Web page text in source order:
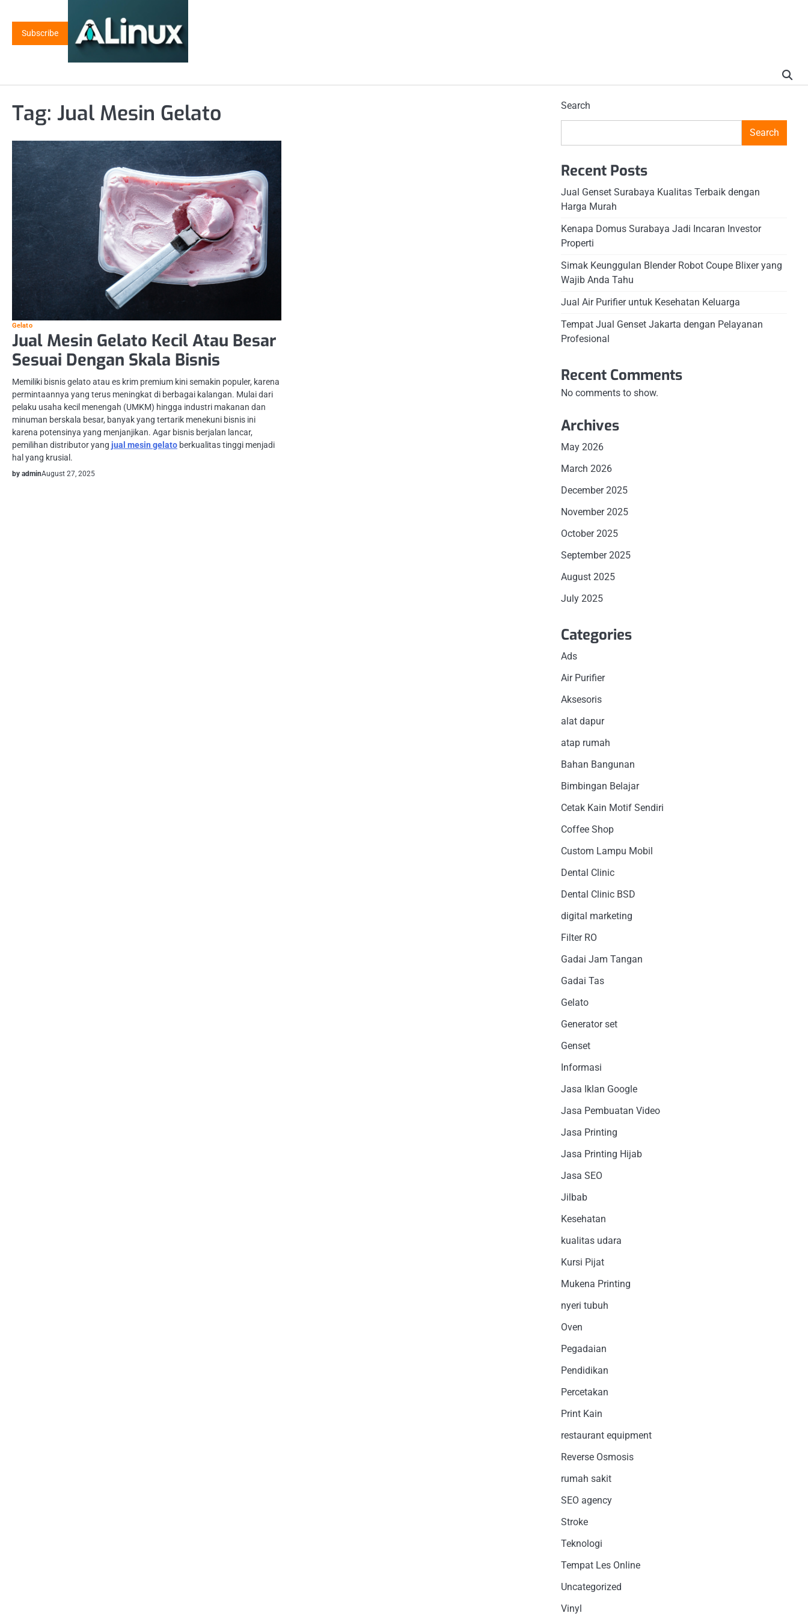
contentSubscribe
Tag: Jual Mesin Gelato
Gelato
Jual Mesin Gelato Kecil Atau Besar
Sesuai Dengan Skala Bisnis
Memiliki bisnis gelato atau es krim premium kini semakin populer, karena
permintaannya yang terus meningkat di berbagai kalangan. Mulai dari
pelaku usaha kecil menengah (UMKM) hingga industri makanan dan
minuman berskala besar, banyak yang tertarik menekuni bisnis ini
karena potensinya yang menjanjikan. Agar bisnis berjalan lancar,
pemilihan distributor yang jual mesin gelato berkualitas tinggi menjadi
hal yang krusial.
by adminAugust 27, 2025
Search
Search
Recent Posts
Jual Genset Surabaya Kualitas Terbaik dengan
Harga Murah
Kenapa Domus Surabaya Jadi Incaran Investor
Properti
Simak Keunggulan Blender Robot Coupe Blixer yang
Wajib Anda Tahu
Jual Air Purifier untuk Kesehatan Keluarga
Tempat Jual Genset Jakarta dengan Pelayanan
Profesional
Recent Comments
No comments to show.
Archives
May 2026
March 2026
December 2025
November 2025
October 2025
September 2025
August 2025
July 2025
Categories
Ads
Air Purifier
Aksesoris
alat dapur
atap rumah
Bahan Bangunan
Bimbingan Belajar
Cetak Kain Motif Sendiri
Coffee Shop
Custom Lampu Mobil
Dental Clinic
Dental Clinic BSD
digital marketing
Filter RO
Gadai Jam Tangan
Gadai Tas
Gelato
Generator set
Genset
Informasi
Jasa Iklan Google
Jasa Pembuatan Video
Jasa Printing
Jasa Printing Hijab
Jasa SEO
Jilbab
Kesehatan
kualitas udara
Kursi Pijat
Mukena Printing
nyeri tubuh
Oven
Pegadaian
Pendidikan
Percetakan
Print Kain
restaurant equipment
Reverse Osmosis
rumah sakit
SEO agency
Stroke
Teknologi
Tempat Les Online
Uncategorized
Vinyl